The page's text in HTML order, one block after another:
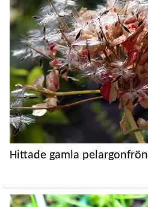
Hittade gamla pelargonfrön